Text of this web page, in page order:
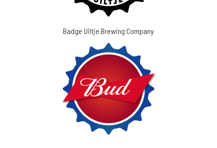
Badge Uiltje Brewing Company